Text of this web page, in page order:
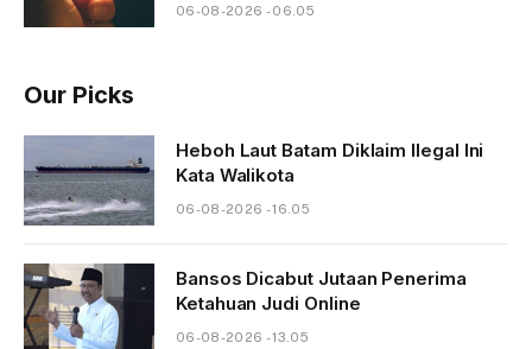
06-08-2026 - 06.05
Our Picks
Heboh Laut Batam Diklaim Ilegal Ini
Kata Walikota
06-08-2026 - 16.05
Bansos Dicabut Jutaan Penerima
Ketahuan Judi Online
06-08-2026 - 13.05